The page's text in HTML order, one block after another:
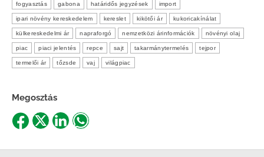
fogyasztás gabona határidős jegyzések import
ipari növény kereskedelem kereslet kikötői ár kukoricakínálat
külkereskedelmi ár napraforgó nemzetközi árinformációk növényi olaj
piac piaci jelentés repce sajt takarmánytermelés tejpor
termelői ár tőzsde vaj világpiac
Megosztás
ShareShareShareShare